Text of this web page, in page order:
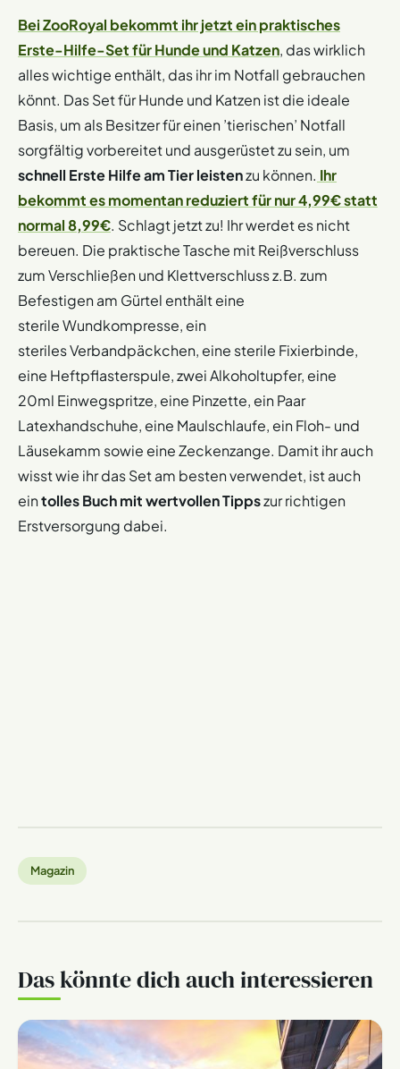
Bei ZooRoyal bekommt ihr jetzt ein praktisches
Erste-Hilfe-Set für Hunde und Katzen, das wirklich
alles wichtige enthält, das ihr im Notfall gebrauchen
könnt. Das Set für Hunde und Katzen ist die ideale
Basis, um als Besitzer für einen ’tierischen’ Notfall
sorgfältig vorbereitet und ausgerüstet zu sein, um
schnell Erste Hilfe am Tier leistenzu können. Ihr
bekommt es momentan reduziert für nur 4,99€ statt
normal 8,99€. Schlagt jetzt zu! Ihr werdet es nicht
bereuen. Die praktische Tasche mit Reißverschluss
zum Verschließen und Klettverschluss z.B. zum
Befestigen am Gürtel enthält eine
sterile Wundkompresse, ein
steriles Verbandpäckchen, eine sterile Fixierbinde,
eine Heftpflasterspule, zwei Alkoholtupfer, eine
20ml Einwegspritze, eine Pinzette, ein Paar
Latexhandschuhe, eine Maulschlaufe, ein Floh- und
Läusekamm sowie eine Zeckenzange. Damit ihr auch
wisst wie ihr das Set am besten verwendet, ist auch
eintolles Buch mit wertvollen Tippszur richtigen
Erstversorgung dabei.
Magazin
Das könnte dich auch interessieren